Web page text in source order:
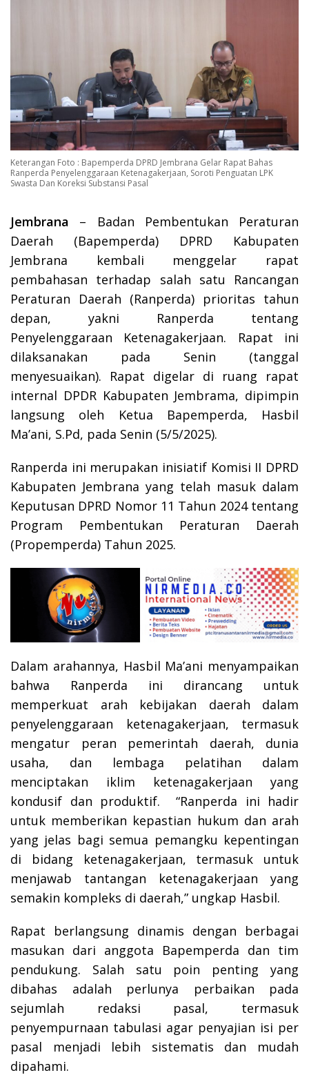
Keterangan Foto : Bapemperda DPRD Jembrana Gelar Rapat Bahas
Ranperda Penyelenggaraan Ketenagakerjaan, Soroti Penguatan LPK
Swasta Dan Koreksi Substansi Pasal
Jembrana – Badan Pembentukan Peraturan
Daerah (Bapemperda) DPRD Kabupaten
Jembrana kembali menggelar rapat
pembahasan terhadap salah satu Rancangan
Peraturan Daerah (Ranperda) prioritas tahun
depan, yakni Ranperda tentang
Penyelenggaraan Ketenagakerjaan. Rapat ini
dilaksanakan pada Senin (tanggal
menyesuaikan). Rapat digelar di ruang rapat
internal DPDR Kabupaten Jembrama, dipimpin
langsung oleh Ketua Bapemperda, Hasbil
Ma’ani, S.Pd, pada Senin (5/5/2025).
Ranperda ini merupakan inisiatif Komisi II DPRD
Kabupaten Jembrana yang telah masuk dalam
Keputusan DPRD Nomor 11 Tahun 2024 tentang
Program Pembentukan Peraturan Daerah
(Propemperda) Tahun 2025.
Dalam arahannya, Hasbil Ma’ani menyampaikan
bahwa Ranperda ini dirancang untuk
memperkuat arah kebijakan daerah dalam
penyelenggaraan ketenagakerjaan, termasuk
mengatur peran pemerintah daerah, dunia
usaha, dan lembaga pelatihan dalam
menciptakan iklim ketenagakerjaan yang
kondusif dan produktif. “Ranperda ini hadir
untuk memberikan kepastian hukum dan arah
yang jelas bagi semua pemangku kepentingan
di bidang ketenagakerjaan, termasuk untuk
menjawab tantangan ketenagakerjaan yang
semakin kompleks di daerah,” ungkap Hasbil.
Rapat berlangsung dinamis dengan berbagai
masukan dari anggota Bapemperda dan tim
pendukung. Salah satu poin penting yang
dibahas adalah perlunya perbaikan pada
sejumlah redaksi pasal, termasuk
penyempurnaan tabulasi agar penyajian isi per
pasal menjadi lebih sistematis dan mudah
dipahami.